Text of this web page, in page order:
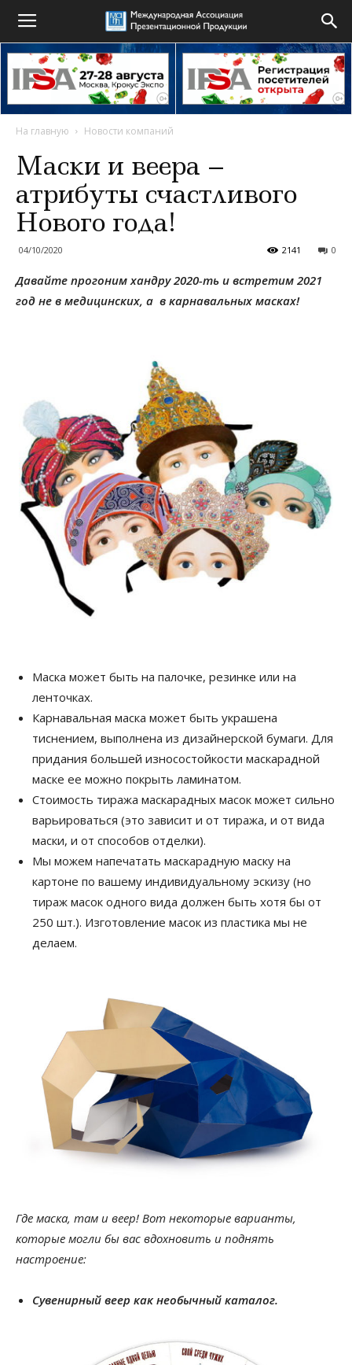
На главную Новости компаний
Маски и веера –
атрибуты счастливого
Нового года!
04/10/2020 0
2141
Давайте прогоним хандру 2020-ть и встретим 2021
год не в медицинских, а в карнавальных масках!
Маска может быть на палочке, резинке или на
ленточках.
Карнавальная маска может быть украшена
тиснением, выполнена из дизайнерской бумаги. Для
придания большей износостойкости маскарадной
маске ее можно покрыть ламинатом.
Стоимость тиража маскарадных масок может сильно
варьироваться (это зависит и от тиража, и от вида
маски, и от способов отделки).
Мы можем напечатать маскарадную маску на
картоне по вашему индивидуальному эскизу (но
тираж масок одного вида должен быть хотя бы от
250 шт.). Изготовление масок из пластика мы не
делаем.
Где маска, там и веер! Вот некоторые варианты,
которые могли бы вас вдохновить и поднять
настроение:
Сувенирный веер как необычный каталог.